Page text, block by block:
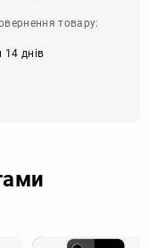
товару:
14 днів